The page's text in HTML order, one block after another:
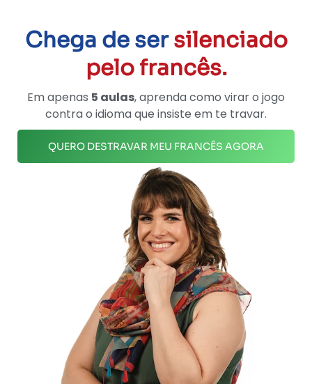
Chega de sersilenciado
pelo francês.
Em apenas 5 aulas, aprenda como virar o jogo
contra o idioma que insiste em te travar.
QUERO DESTRAVAR MEU FRANCÊS AGORA